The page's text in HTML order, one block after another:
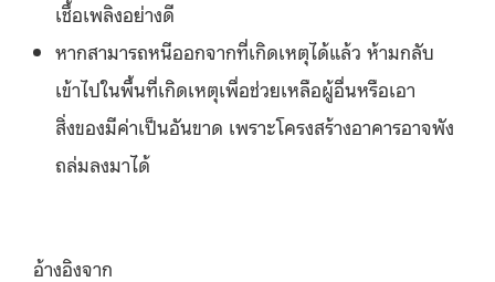
เชื้อเพลิงอย่างดี
หากสามารถหนีออกจากที่เกิดเหตุได้แล้ว ห้ามกลับ
เข้าไปในพื้นที่เกิดเหตุเพื่อช่วยเหลือผู้อื่นหรือเอา
สิ่งของมีค่าเป็นอันขาด เพราะโครงสร้างอาคารอาจพัง
ถล่มลงมาได้
อ้างอิงจาก